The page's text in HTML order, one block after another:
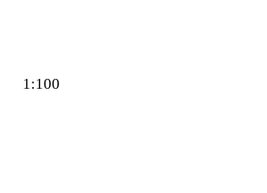
1:100